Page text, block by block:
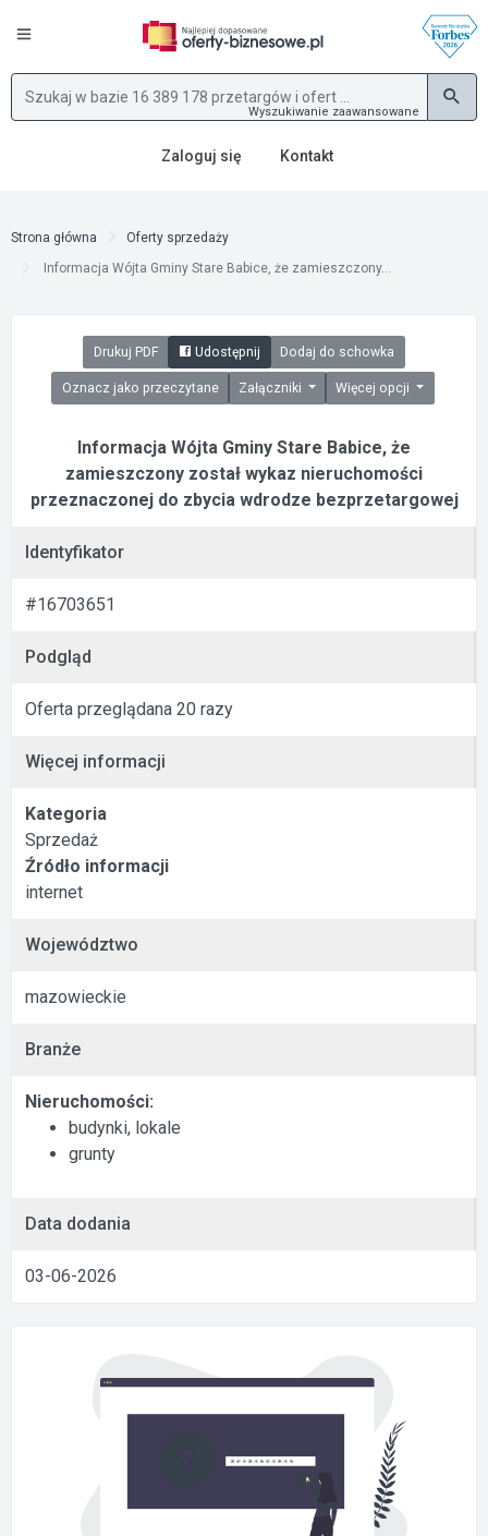
Wyszukiwanie zaawansowane
Zaloguj się Kontakt
Strona główna
Oferty sprzedaży
Informacja Wójta Gminy Stare Babice, że zamieszczony...
Drukuj PDF Udostępnij Dodaj do schowka
Oznacz jako przeczytane Załączniki Więcej opcji
Informacja Wójta Gminy Stare Babice, że
zamieszczony został wykaz nieruchomości
przeznaczonej do zbycia wdrodze bezprzetargowej
Identyfikator
#16703651
Podgląd
Oferta przeglądana 20 razy
Więcej informacji
Kategoria
Sprzedaż
Źródło informacji
internet
Województwo
mazowieckie
Branże
Nieruchomości:
budynki, lokale
grunty
Data dodania
03-06-2026